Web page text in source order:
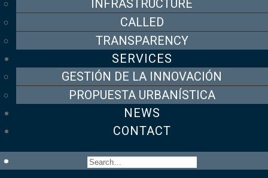
INFRASTRUCTURE
CALLED
TRANSPARENCY
SERVICES
GESTIÓN DE LA INNOVACIÓN
PROPUESTA URBANÍSTICA
NEWS
CONTACT